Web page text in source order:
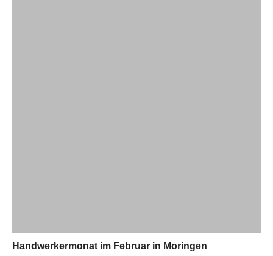
Handwerkermonat im Februar in Moringen